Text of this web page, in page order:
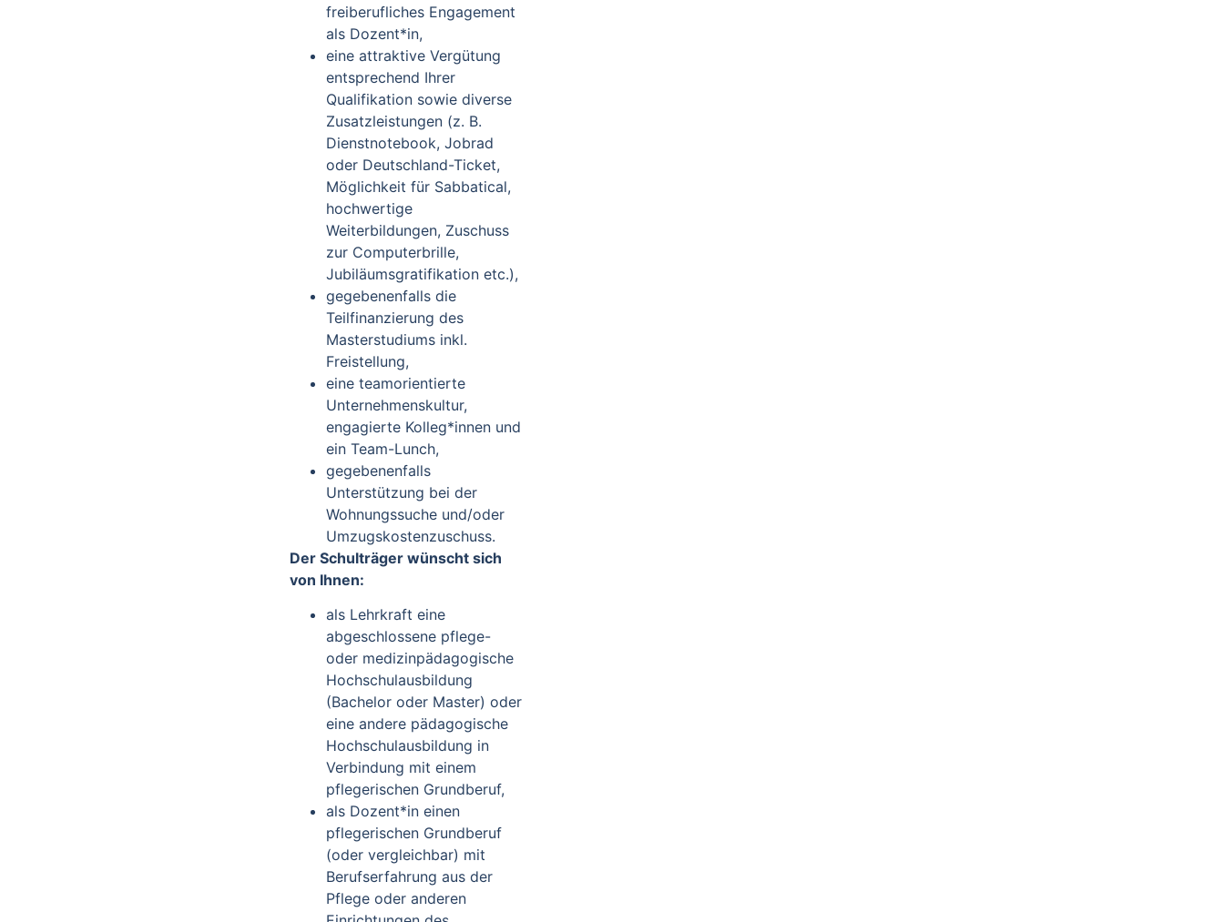
freiberufliches Engagement
als Dozent*in,
eine attraktive Vergütung
entsprechend Ihrer
Qualifikation sowie diverse
Zusatzleistungen (z. B.
Dienstnotebook, Jobrad
oder Deutschland-Ticket,
Möglichkeit für Sabbatical,
hochwertige
Weiterbildungen, Zuschuss
zur Computerbrille,
Jubiläumsgratifikation etc.),
gegebenenfalls die
Teilfinanzierung des
Masterstudiums inkl.
Freistellung,
eine teamorientierte
Unternehmenskultur,
engagierte Kolleg*innen und
ein Team-Lunch,
gegebenenfalls
Unterstützung bei der
Wohnungssuche und/oder
Umzugskostenzuschuss.
Der Schulträger wünscht sich
von Ihnen:
als Lehrkraft eine
abgeschlossene pflege-
oder medizinpädagogische
Hochschulausbildung
(Bachelor oder Master) oder
eine andere pädagogische
Hochschulausbildung in
Verbindung mit einem
pflegerischen Grundberuf,
als Dozent*in einen
pflegerischen Grundberuf
(oder vergleichbar) mit
Berufserfahrung aus der
Pflege oder anderen